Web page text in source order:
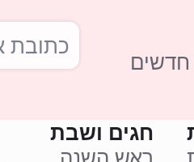
חדשים
חגים ושבת